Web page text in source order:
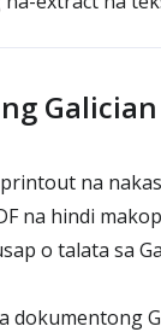
Galician
na
na hindi
o talata sa
dokumentong